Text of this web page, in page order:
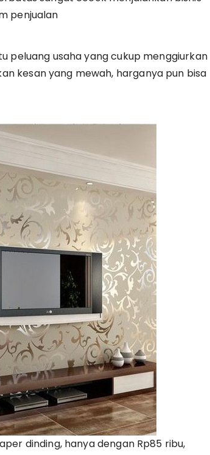
penjualan
peluang usaha yang cukup menggiurkan
kesan yang mewah, harganya pun bisa
dinding, hanya dengan Rp85 ribu,